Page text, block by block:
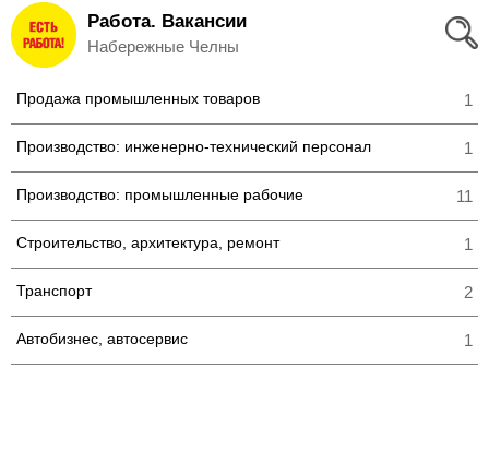
Вход
и
Регистрация
Избранное
Соискателям
Добавить
резюме
Работодателям
Работа. Вакансии
Набережные Челны
Продажа промышленных товаров 1
Производство: инженерно-технический персонал 1
Производство: промышленные рабочие 11
Строительство, архитектура, ремонт 1
Транспорт 2
Автобизнес, автосервис 1